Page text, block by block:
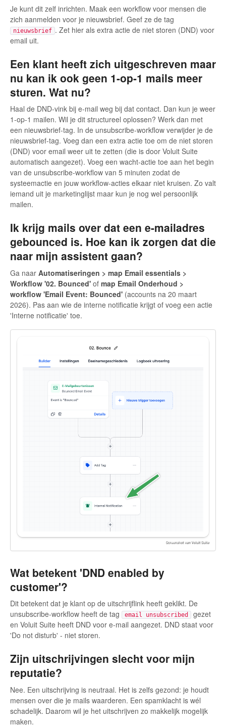
Je kunt dit zelf inrichten. Maak een workflow voor mensen die
zich aanmelden voor je nieuwsbrief. Geef ze de tag
nieuwsbrief . Zet hier als extra actie de niet storen (DND) voor
email uit.
Een klant heeft zich uitgeschreven maar
nu kan ik ook geen 1-op-1 mails meer
sturen. Wat nu?
Haal de DND-vink bij e-mail weg bij dat contact. Dan kun je weer
1-op-1 mailen. Wil je dit structureel oplossen? Werk dan met
een nieuwsbrief-tag. In de unsubscribe-workflow verwijder je de
nieuwsbrief-tag. Voeg dan een extra actie toe om de niet storen
(DND) voor email weer uit te zetten (die is door Voluit Suite
automatisch aangezet). Voeg een wacht-actie toe aan het begin
van de unsubscribe-workflow van 5 minuten zodat de
systeemactie en jouw workflow-acties elkaar niet kruisen. Zo valt
iemand uit je marketinglijst maar kun je nog wel persoonlijk
mailen.
Ik krijg mails over dat een e-mailadres
gebounced is. Hoe kan ik zorgen dat die
naar mijn assistent gaan?
Ga naar Automatiseringen > map Email essentials >
Workflow '02. Bounced' of map Email Onderhoud >
workflow 'Email Event: Bounced' (accounts na 20 maart
2026). Pas aan wie de interne notificatie krijgt of voeg een actie
'Interne notificatie' toe.
Wat betekent 'DND enabled by
customer'?
Dit betekent dat je klant op de uitschrijflink heeft geklikt. De
unsubscribe-workflow heeft de tag
email unsubscribed
gezet
en Voluit Suite heeft DND voor e-mail aangezet. DND staat voor
'Do not disturb' - niet storen.
Zijn uitschrijvingen slecht voor mijn
reputatie?
Nee. Een uitschrijving is neutraal. Het is zelfs gezond: je houdt
mensen over die je mails waarderen. Een spamklacht is wél
schadelijk. Daarom wil je het uitschrijven zo makkelijk mogelijk
maken.